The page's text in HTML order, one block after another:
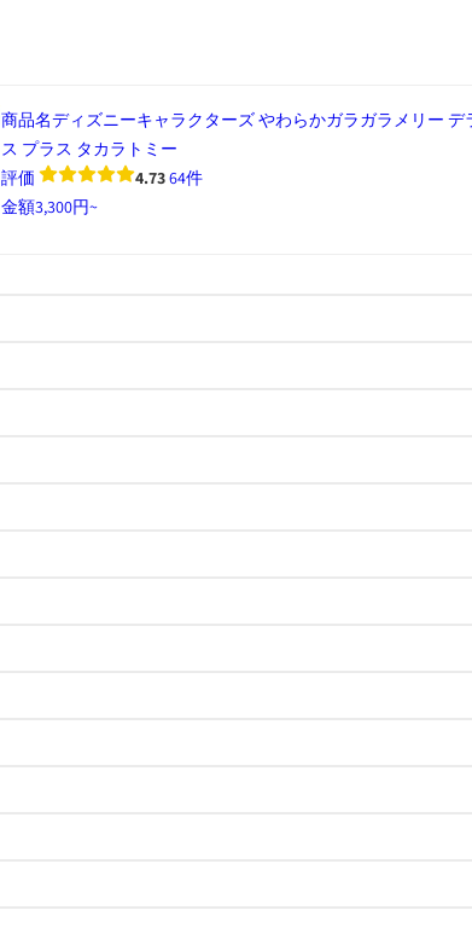
商品名ディズニーキャラクターズ やわらかガラガラメリー デ
ス プラス タカラトミー
評価
4.7364件
金額3,300円~